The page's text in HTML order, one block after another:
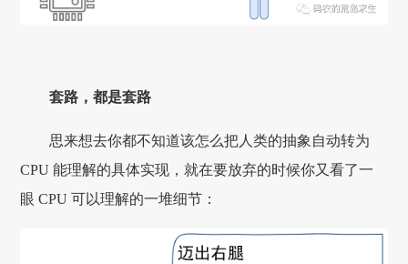
套路，都是套路
思来想去你都不知道该怎么把人类的抽象自动转为
CPU 能理解的具体实现，就在要放弃的时候你又看了一
眼 CPU 可以理解的一堆细节：